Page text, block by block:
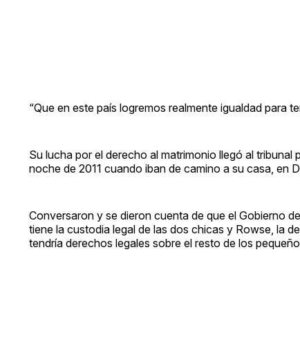
“Que en este país logremos realmente igualdad para
Su lucha por el derecho al matrimonio llegó al
noche de 2011 cuando iban de camino a su casa, en
Conversaron y se dieron cuenta de que el Gobierno
tiene la custodia legal de las dos chicas y Rowse, la
tendría derechos legales sobre el resto de los